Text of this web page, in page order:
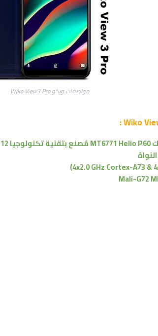
مواصفات ويكو Wiko View3 Pro
MT6771 Helio P60مُصنع بتقنية تكنولوجيا 12 نانومتر
Mali-G72